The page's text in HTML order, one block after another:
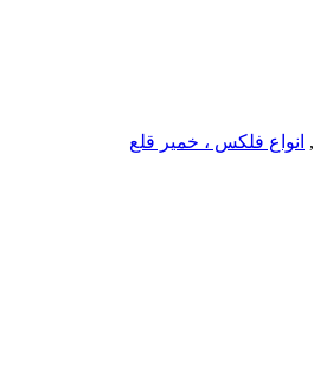
, انواع فلکس ، خمیر قلع